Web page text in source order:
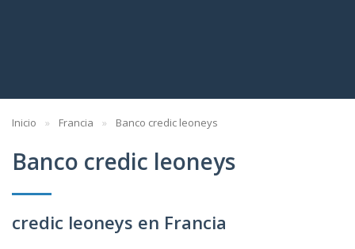
Inicio Francia Banco credic leoneys
Banco credic leoneys
credic leoneys en Francia